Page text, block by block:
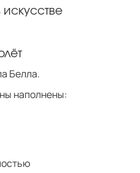
Белла.
наполнены: